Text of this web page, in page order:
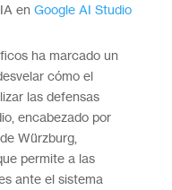
enGoogle AI Studio
ha marcado un
cómo el
las defensas
encabezado por
Würzburg,
permite a las
ante el sistema